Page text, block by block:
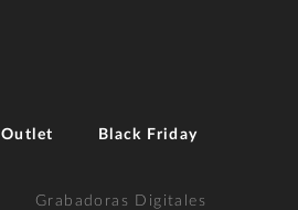
Outlet Black Friday
Grabadoras Digitales